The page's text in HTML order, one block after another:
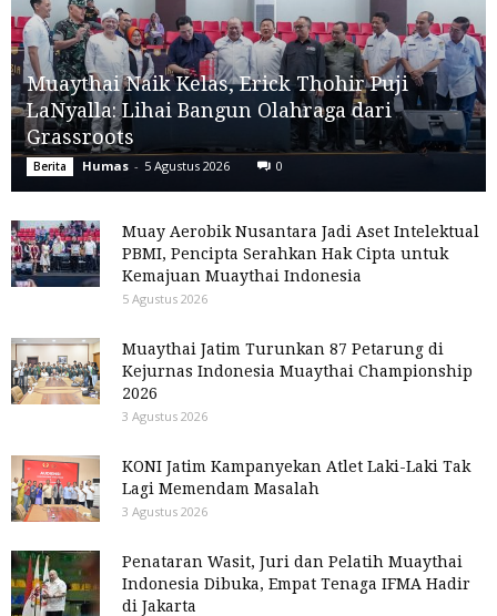
Muaythai Naik Kelas, Erick Thohir Puji
LaNyalla: Lihai Bangun Olahraga dari
Grassroots
Berita Humas - 5 Agustus 2026 0
Muay Aerobik Nusantara Jadi Aset Intelektual
PBMI, Pencipta Serahkan Hak Cipta untuk
Kemajuan Muaythai Indonesia
5 Agustus 2026
Muaythai Jatim Turunkan 87 Petarung di
Kejurnas Indonesia Muaythai Championship
2026
3 Agustus 2026
KONI Jatim Kampanyekan Atlet Laki-Laki Tak
Lagi Memendam Masalah
3 Agustus 2026
Penataran Wasit, Juri dan Pelatih Muaythai
Indonesia Dibuka, Empat Tenaga IFMA Hadir
di Jakarta